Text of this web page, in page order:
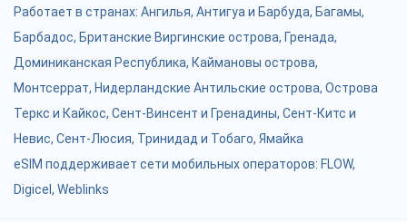
Работает в странах: Ангилья, Антигуа и Барбуда, Багамы,
Барбадос, Британские Виргинские острова, Гренада,
Доминиканская Республика, Каймановы острова,
Монтсеррат, Нидерландские Антильские острова, Острова
Теркс и Кайкос, Сент-Винсент и Гренадины, Сент-Китс и
Невис, Сент-Люсия, Тринидад и Тобаго, Ямайка
eSIM поддерживает сети мобильных операторов: FLOW,
Digicel, Weblinks